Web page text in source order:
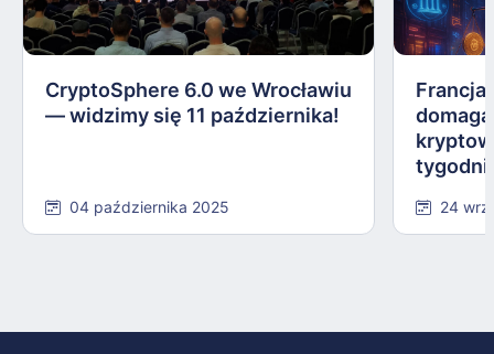
CryptoSphere 6.0 we Wrocławiu
— widzimy się 11 października!
04 października 2025 24